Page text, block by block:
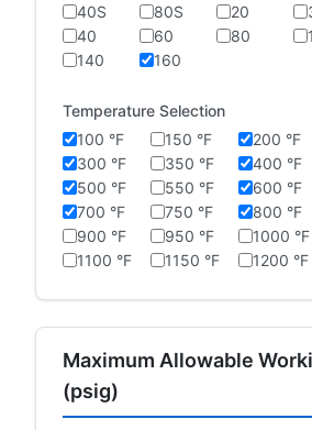
40S
80S 20
40
60 80
140
160
Temperature Selection
100 °F
150 °F 200 °F
300 °F
350 °F 400 °F
500 °F
550 °F 600 °F
700 °F
750 °F 800 °F
900 °F
950 °F 1000 °F
1100 °F
1150 °F 1200 °F
Maximum Allowable
(psig)